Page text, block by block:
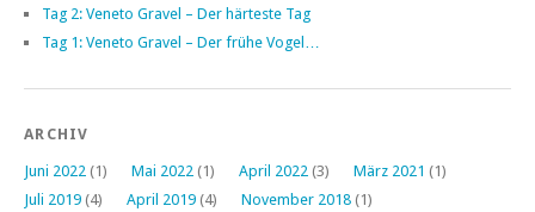
Tag 2: Veneto Gravel – Der härteste Tag
Tag 1: Veneto Gravel – Der frühe Vogel…
ARCHIV
Juni 2022 (1) Mai 2022 (1) April 2022 (3) März 2021 (1)
Juli 2019 (4) April 2019 (4) November 2018 (1)